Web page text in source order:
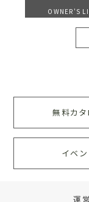
OWNER'S
無料カ
イベ
運